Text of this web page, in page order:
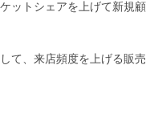
ットシェアを上げて新規
て、来店頻度を上げる販